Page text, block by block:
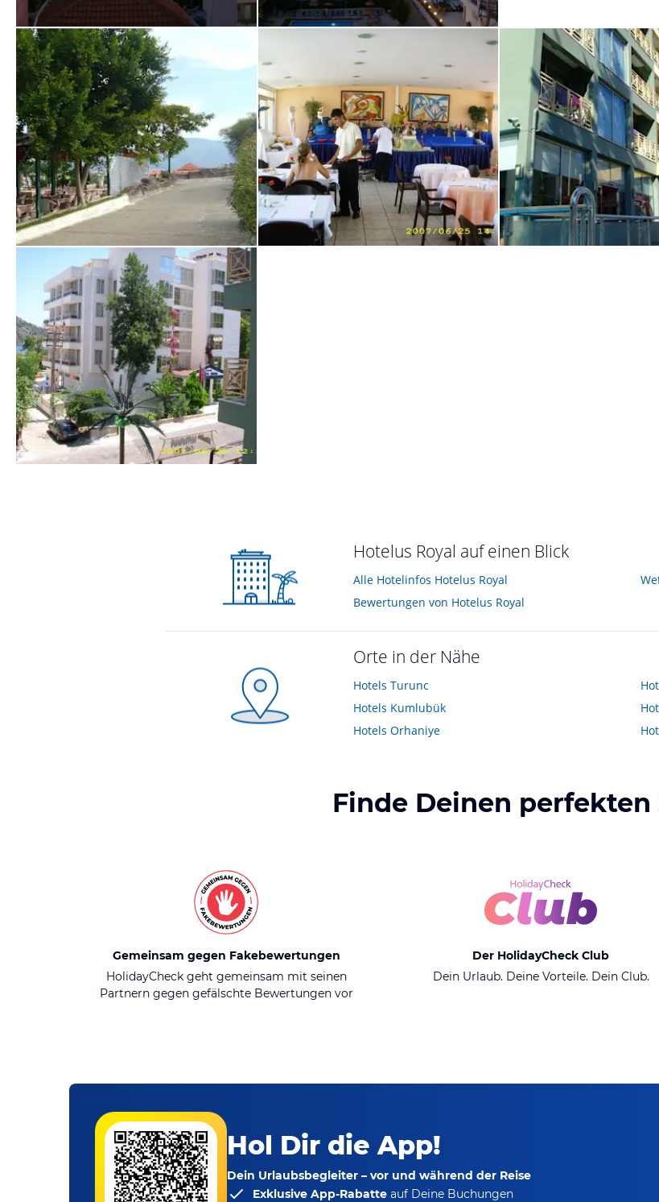
Widok z restauracji
von Anna • Verreist im August 2011
Widok z restauracji
Droga do plaży
von marcin • Verreist im Oktober 2008
Hotelus Royal auf einen Blick
Alle Hotelinfos Hotelus Royal
Bewertungen von Hotelus Royal
Orte in der Nähe
Hotels Turunc
Hotels Kumlubük
Hotels Orhaniye
Finde Deinen perfekten
Gemeinsam gegen Fakebewertungen
HolidayCheck geht gemeinsam mit seinen
Partnern gegen gefälschte Bewertungen vor
Der HolidayCheck Club
Dein Urlaub. Deine Vorteile. Dein Club.
Hol Dir die App!
Dein Urlaubsbegleiter – vor und während der Reise
Exklusive App-Rabatte auf Deine Buchungen